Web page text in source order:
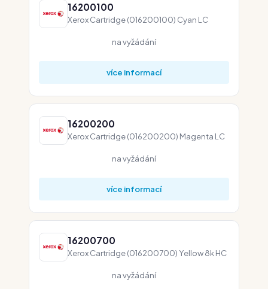
16200100
Xerox Cartridge (016200100) Cyan LC
na vyžádání
více informací
16200200
Xerox Cartridge (016200200) Magenta LC
na vyžádání
více informací
16200700
Xerox Cartridge (016200700) Yellow 8k HC
na vyžádání